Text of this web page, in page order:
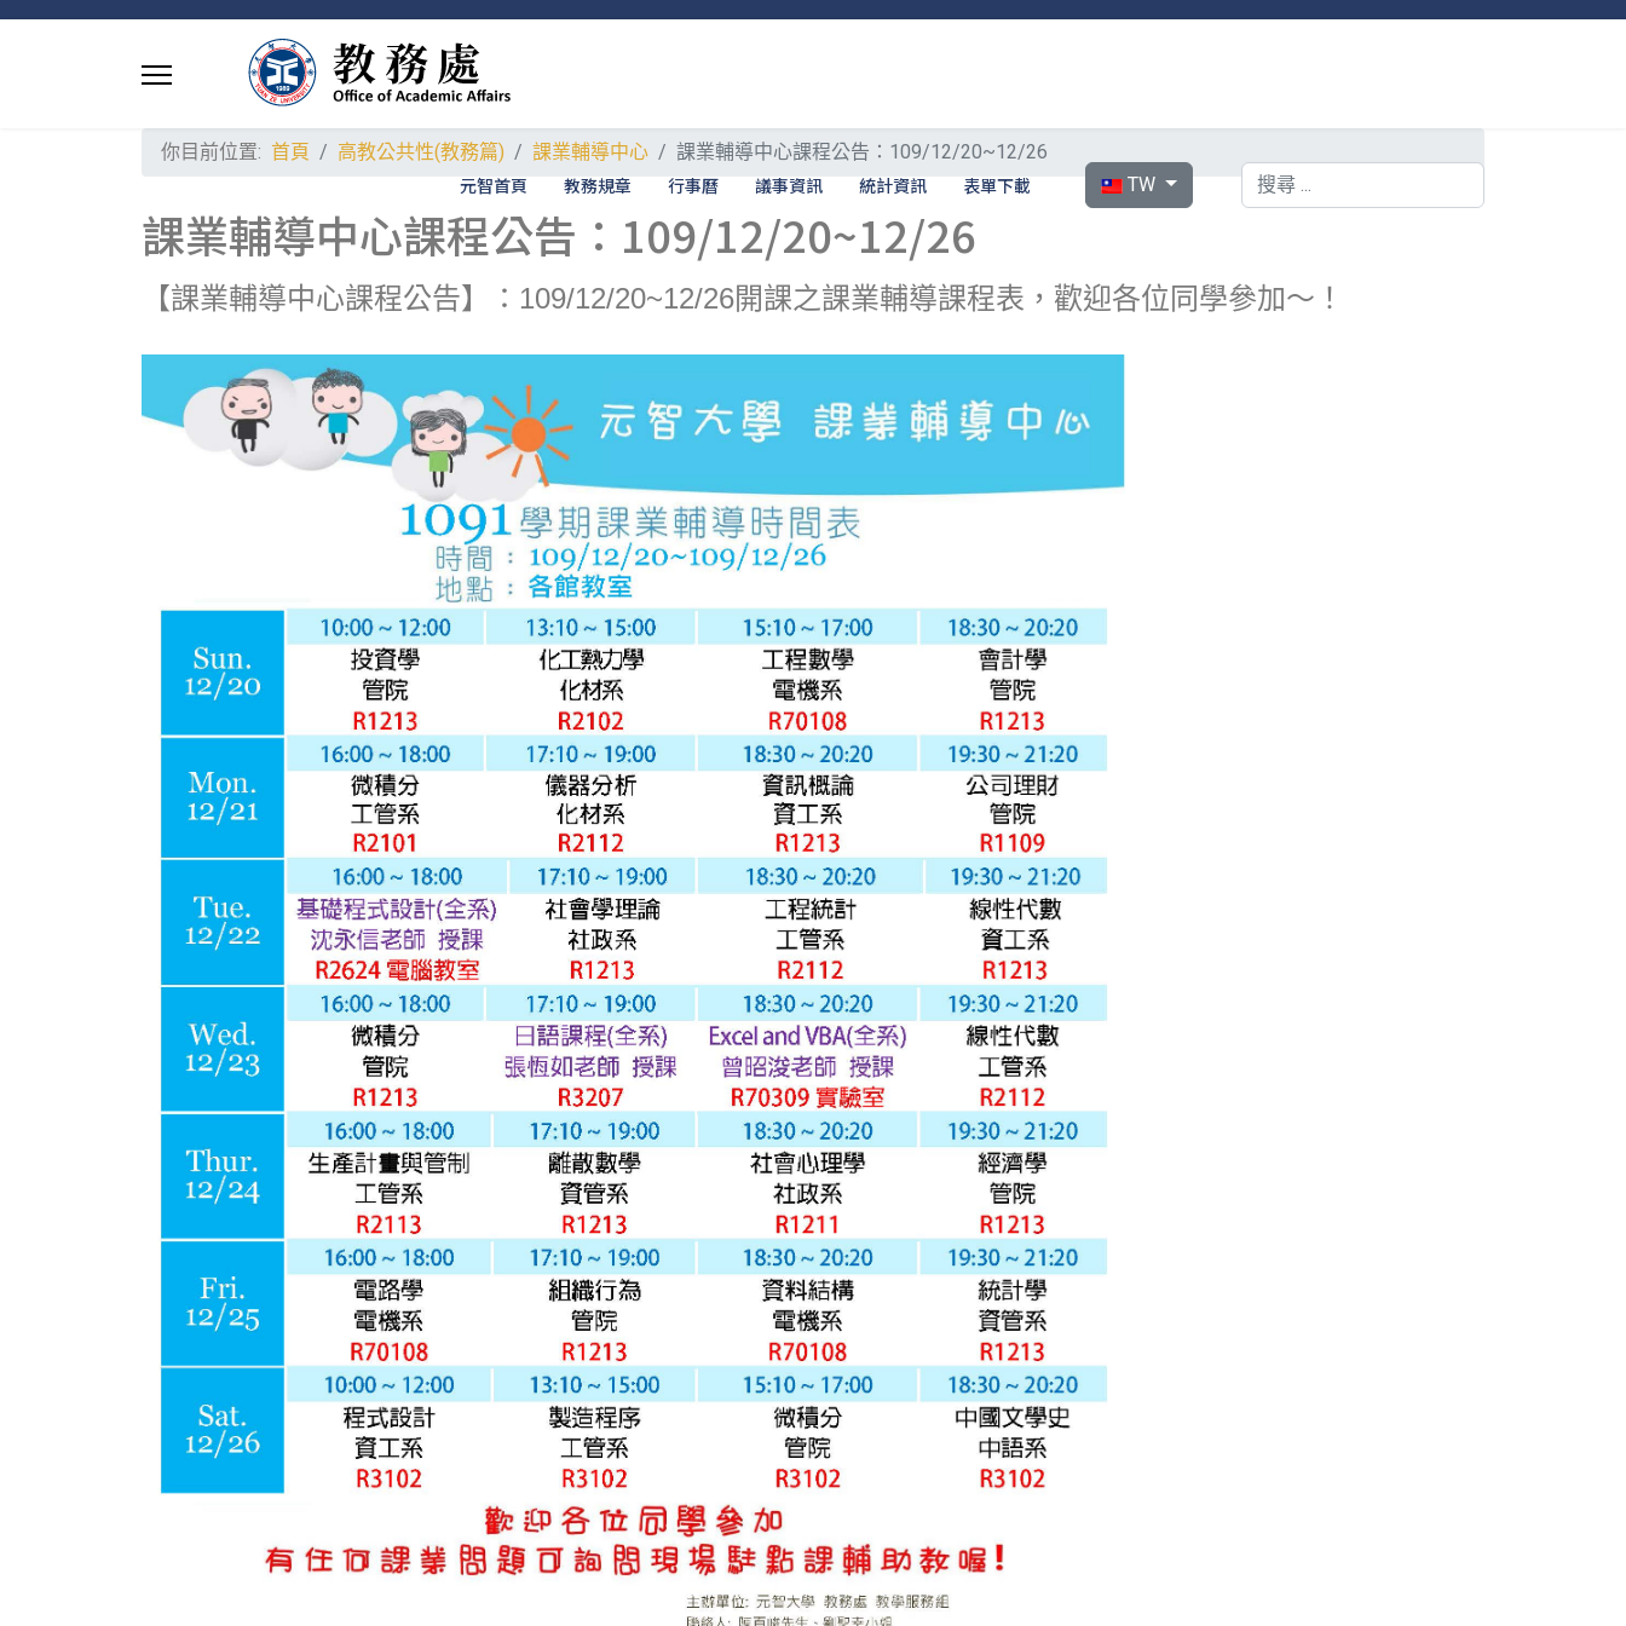
元智首頁 教務規章 行事曆 議事資訊 統計資訊 表單下載 選擇你的語言
TW 搜索
你目前位置: 首頁 高教公共性(教務篇) 課業輔導中心 課業輔導中心課程公告：109/12/20~12/26
課業輔導中心課程公告：109/12/20~12/26
【課業輔導中心課程公告】：109/12/20~12/26開課之課業輔導課程表，歡迎各位同學參加～！